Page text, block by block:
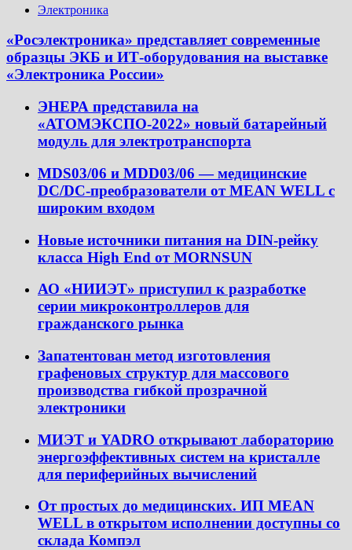
Электроника
«Росэлектроника» представляет современные
образцы ЭКБ и ИТ-оборудования на выставке
«Электроника России»
ЭНЕРА представила на
«АТОМЭКСПО-2022» новый батарейный
модуль для электротранспорта
MDS03/06 и MDD03/06 — медицинские
DC/DC-преобразователи от MEAN WELL с
широким входом
Новые источники питания на DIN-рейку
класса High End от MORNSUN
АО «НИИЭТ» приступил к разработке
серии микроконтроллеров для
гражданского рынка
Запатентован метод изготовления
графеновых структур для массового
производства гибкой прозрачной
электроники
МИЭТ и YADRO открывают лабораторию
энергоэффективных систем на кристалле
для периферийных вычислений
От простых до медицинских. ИП MEAN
WELL в открытом исполнении доступны со
склада Компэл